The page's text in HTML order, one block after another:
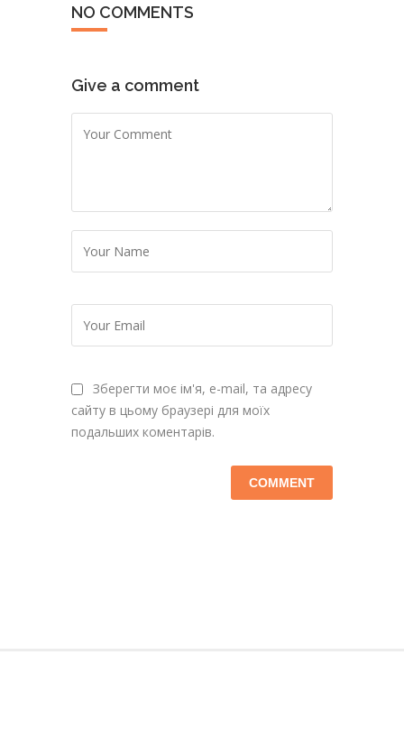
NO COMMENTS
Give a comment
Зберегти моє ім'я, e-mail, та адресу
сайту в цьому браузері для моїх
подальших коментарів.